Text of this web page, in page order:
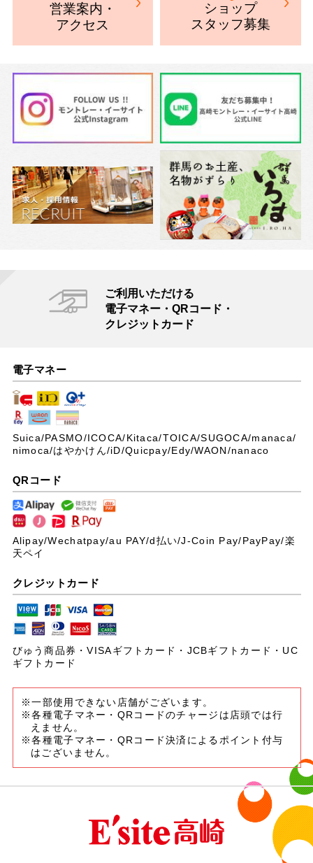
営業案内 ・
アクセス
ショップ
スタッフ募集
ご利用いただける
電子マネー・QRコード・
クレジットカード
電子マネー
Suica/PASMO/ICOCA/Kitaca/TOICA/SUGOCA/manaca/
nimoca/はやかけん/iD/Quicpay/Edy/WAON/nanaco
QRコード
Alipay/Wechatpay/au PAY/d払い/J-Coin Pay/PayPay/楽
天ペイ
クレジットカード
びゅう商品券・VISAギフトカード・JCBギフトカード・UC
ギフトカード
※一部使用できない店舗がございます。
※各種電子マネー・QRコードのチャージは店頭では行
えません。
※各種電子マネー・QRコード決済によるポイント付与
はございません。